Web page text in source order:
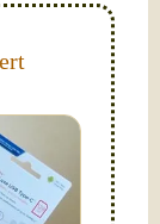
format!
USB